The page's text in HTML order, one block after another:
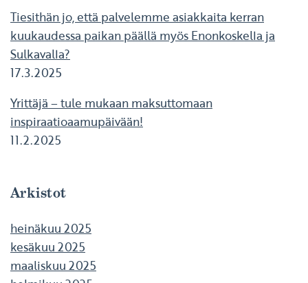
Tiesithän jo, että palvelemme asiakkaita kerran
kuukaudessa paikan päällä myös Enonkoskella ja
Sulkavalla?
17.3.2025
Yrittäjä – tule mukaan maksuttomaan
inspiraatioaamupäivään!
11.2.2025
Arkistot
heinäkuu 2025
kesäkuu 2025
maaliskuu 2025